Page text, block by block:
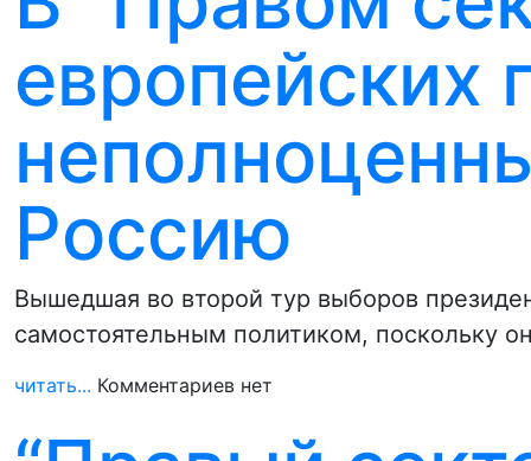
европейских
Россию
Вышедшая во второй тур выборов
самостоятельным политиком, поскольку
читать... Комментариев нет